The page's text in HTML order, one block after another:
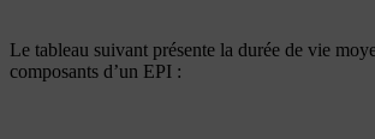
Le tableau suivant présente la durée de vie
composants d’un EPI :